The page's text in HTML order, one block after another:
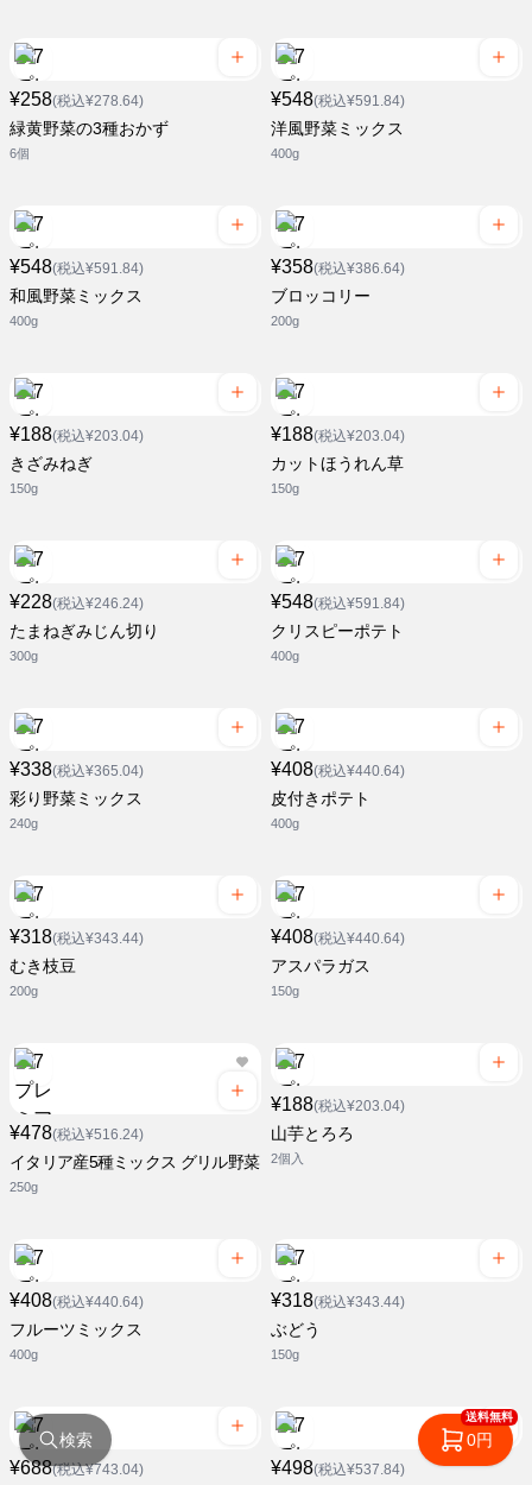
¥258(税込¥278.64)
緑黄野菜の3種おかず
6個
¥548(税込¥591.84)
洋風野菜ミックス
400g
¥548(税込¥591.84)
和風野菜ミックス
400g
¥358(税込¥386.64)
ブロッコリー
200g
¥188(税込¥203.04)
きざみねぎ
150g
¥188(税込¥203.04)
カットほうれん草
150g
¥228(税込¥246.24)
たまねぎみじん切り
300g
¥548(税込¥591.84)
クリスピーポテト
400g
¥338(税込¥365.04)
彩り野菜ミックス
240g
¥408(税込¥440.64)
皮付きポテト
400g
¥318(税込¥343.44)
むき枝豆
200g
¥408(税込¥440.64)
アスパラガス
150g
¥478(税込¥516.24)
イタリア産5種ミックス グリル野菜
250g
¥188(税込¥203.04)
山芋とろろ
2個入
¥408(税込¥440.64)
フルーツミックス
400g
¥318(税込¥343.44)
ぶどう
150g
¥688(税込¥743.04) ¥498(税込¥537.84)
検索
送料無料
0円